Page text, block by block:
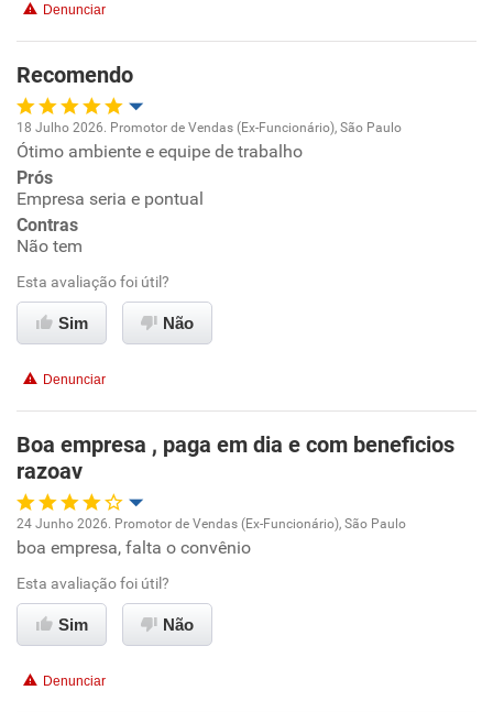
Não recomenda esta empresa
Não recomenda a diretoria
Denunciar
Recomendo
Oportunidade de promoção
Ambiente de trabalho
Benefícios
Recomenda esta empresa
Recomenda a diretoria
18 Julho 2026. Promotor de Vendas (Ex-Funcionário), São Paulo
Ótimo ambiente e equipe de trabalho
Prós
Empresa seria e pontual
Contras
Não tem
Esta avaliação foi útil?
Sim Não
Denunciar
Boa empresa , paga em dia e com beneficios
razoav
Oportunidade de promoção
Ambiente de trabalho
24 Junho 2026. Promotor de Vendas (Ex-Funcionário), São Paulo
boa empresa, falta o convênio
Esta avaliação foi útil?
Sim Não
Denunciar